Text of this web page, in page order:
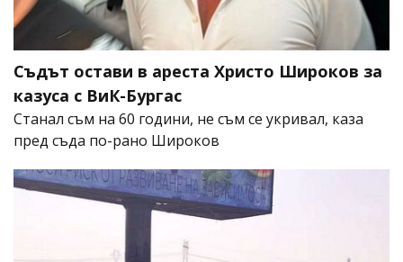
Съдът остави в ареста Христо Широков за
казуса с ВиК-Бургас
Станал съм на 60 години, не съм се укривал, каза
пред съда по-рано Широков